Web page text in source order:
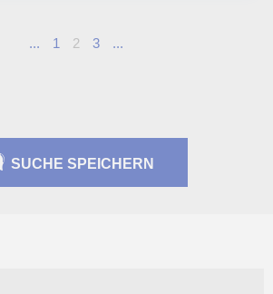
... 1 2 3 ...
SUCHE SPEICHERN